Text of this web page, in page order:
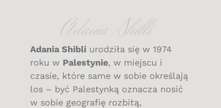
Adania Shibli
Adania Shibliurodziła się w 1974
roku w Palestynie, w miejscu i
czasie, które same w sobie określają
los – być Palestynką oznacza nosić
w sobie geografię rozbitą,